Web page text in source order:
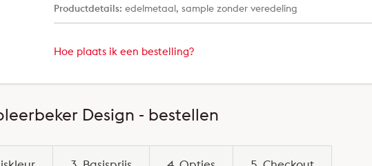
Productdetails: edelmetaal, sample zonder veredeling
Hoe plaats ik een bestelling?
Design - bestellen